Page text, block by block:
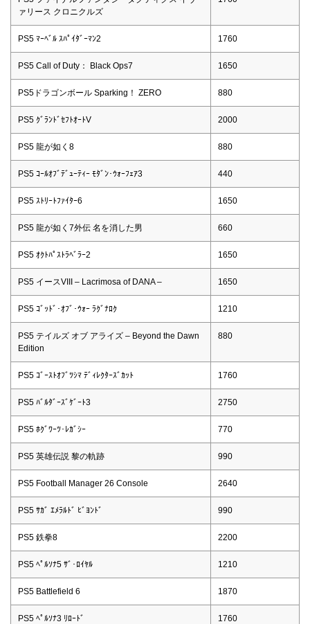
ァリース クロニクルズ
PS5 ﾏｰﾍﾞﾙ ｽﾊﾟｲﾀﾞｰﾏﾝ2 1760
PS5 Call of Duty： Black Ops7 1650
PS5ドラゴンボール Sparking！ ZERO 880
PS5 ｸﾞﾗﾝﾄﾞｾﾌﾄｵｰﾄV 2000
PS5 龍が如く8 880
PS5 ｺｰﾙｵﾌﾞﾃﾞｭｰﾃｨｰ ﾓﾀﾞﾝ･ｳｫｰﾌｪｱ3 440
PS5 ｽﾄﾘｰﾄﾌｧｲﾀｰ6 1650
PS5 龍が如く7外伝 名を消した男 660
PS5 ｵｸﾄﾊﾟｽﾄﾗﾍﾞﾗｰ2 1650
PS5 イースVIII – Lacrimosa of DANA – 1650
PS5 ｺﾞｯﾄﾞ･ｵﾌﾞ･ｳｫｰ ﾗｸﾞﾅﾛｸ 1210
PS5 テイルズ オブ アライズ – Beyond the Dawn
Edition
880
PS5 ｺﾞｰｽﾄｵﾌﾞﾂｼﾏ ﾃﾞｨﾚｸﾀｰｽﾞｶｯﾄ 1760
PS5 ﾊﾞﾙﾀﾞｰｽﾞｹﾞｰﾄ3 2750
PS5 ﾎｸﾞﾜｰﾂ･ﾚｶﾞｼｰ 770
PS5 英雄伝説 黎の軌跡 990
PS5 Football Manager 26 Console 2640
PS5 ｻｶﾞ ｴﾒﾗﾙﾄﾞ ﾋﾞﾖﾝﾄﾞ 990
PS5 鉄拳8 2200
PS5 ﾍﾟﾙｿﾅ5 ｻﾞ･ﾛｲﾔﾙ 1210
PS5 Battlefield 6 1870
PS5 ﾍﾟﾙｿﾅ3 ﾘﾛｰﾄﾞ 1760